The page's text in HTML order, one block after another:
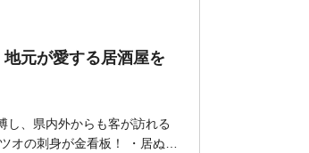
地元が愛する居酒屋を
し、県内外からも客が訪れる
オの刺身が金看板！ ・居ぬき